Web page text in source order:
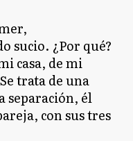
sucio. ¿Por qué?
casa, de mi
trata de una
separación, él
con sus tres